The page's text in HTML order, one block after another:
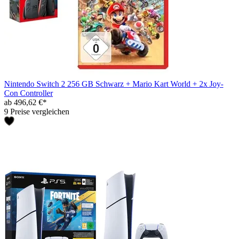
Nintendo Switch 2 256 GB Schwarz + Mario Kart World + 2x Joy-
Con Controller
ab 496,62 €*
9 Preise vergleichen